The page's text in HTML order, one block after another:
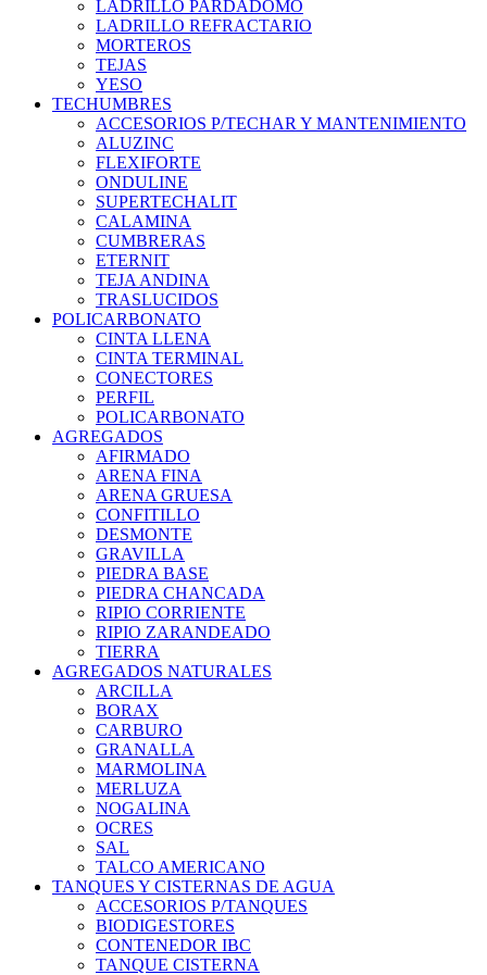
LADRILLO PARDADOMO
LADRILLO REFRACTARIO
MORTEROS
TEJAS
YESO
TECHUMBRES
ACCESORIOS P/TECHAR Y MANTENIMIENTO
ALUZINC
FLEXIFORTE
ONDULINE
SUPERTECHALIT
CALAMINA
CUMBRERAS
ETERNIT
TEJA ANDINA
TRASLUCIDOS
POLICARBONATO
CINTA LLENA
CINTA TERMINAL
CONECTORES
PERFIL
POLICARBONATO
AGREGADOS
AFIRMADO
ARENA FINA
ARENA GRUESA
CONFITILLO
DESMONTE
GRAVILLA
PIEDRA BASE
PIEDRA CHANCADA
RIPIO CORRIENTE
RIPIO ZARANDEADO
TIERRA
AGREGADOS NATURALES
ARCILLA
BORAX
CARBURO
GRANALLA
MARMOLINA
MERLUZA
NOGALINA
OCRES
SAL
TALCO AMERICANO
TANQUES Y CISTERNAS DE AGUA
ACCESORIOS P/TANQUES
BIODIGESTORES
CONTENEDOR IBC
TANQUE CISTERNA